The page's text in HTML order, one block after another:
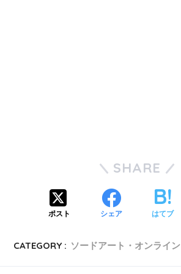
SHARE
ポスト シェア はてブ
CATEGORY : ソードアート・オンライン